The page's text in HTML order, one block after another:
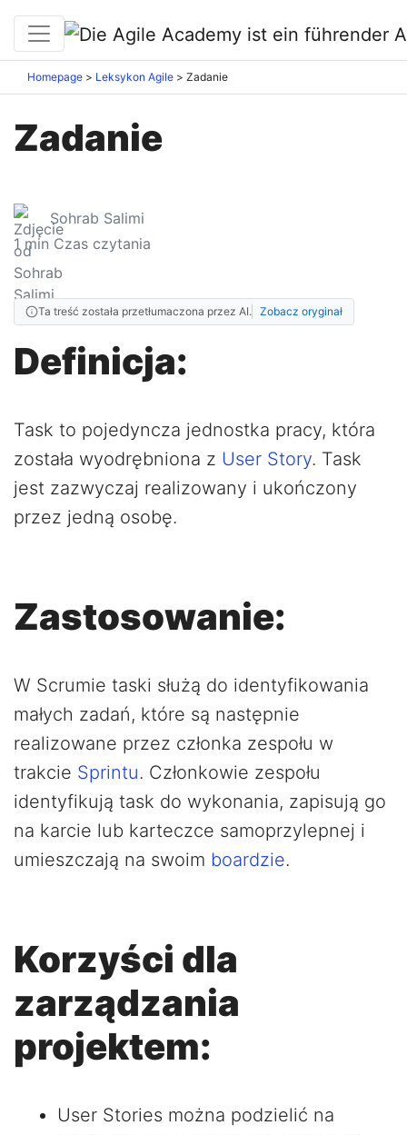
Homepage Leksykon Agile Zadanie
Zadanie
Sohrab Salimi
1 min Czas czytania
Ta treść została przetłumaczona przez AI. Zobacz oryginał
Definicja:
Task to pojedyncza jednostka pracy, która
została wyodrębniona z User Story. Task
jest zazwyczaj realizowany i ukończony
przez jedną osobę.
Zastosowanie:
W Scrumie taski służą do identyfikowania
małych zadań, które są następnie
realizowane przez członka zespołu w
trakcie Sprintu. Członkowie zespołu
identyfikują task do wykonania, zapisują go
na karcie lub karteczce samoprzylepnej i
umieszczają na swoim boardzie.
Korzyści dla
zarządzania
projektem:
User Stories można podzielić na